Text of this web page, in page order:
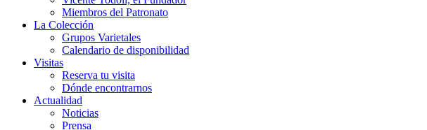
Miembros del Patronato
La Colección
Grupos Varietales
Calendario de disponibilidad
Visitas
Reserva tu visita
Dónde encontrarnos
Actualidad
Noticias
Prensa